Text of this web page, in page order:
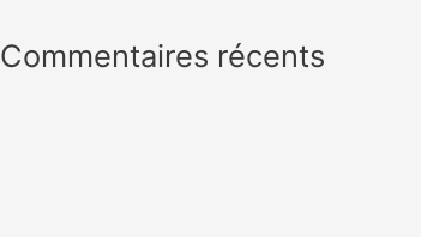
Commentaires récents